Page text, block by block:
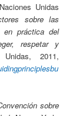
Unidas
sobre las
en práctica del
respetar y
2011,
sobre